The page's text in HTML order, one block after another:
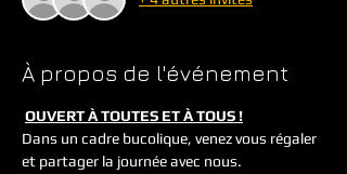
À propos de l'événement
OUVERT À TOUTES ET À TOUS !
Dans un cadre bucolique, venez vous régaler
et partager la journée avec nous.